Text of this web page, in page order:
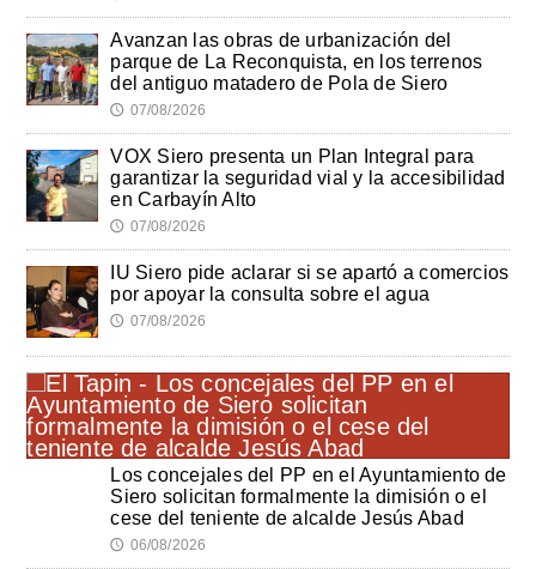
Avanzan las obras de urbanización del
parque de La Reconquista, en los terrenos
del antiguo matadero de Pola de Siero
🕔 07/08/2026
VOX Siero presenta un Plan Integral para
garantizar la seguridad vial y la accesibilidad
en Carbayín Alto
🕔 07/08/2026
IU Siero pide aclarar si se apartó a comercios
por apoyar la consulta sobre el agua
🕔 07/08/2026
Los concejales del PP en el Ayuntamiento de
Siero solicitan formalmente la dimisión o el
cese del teniente de alcalde Jesús Abad
🕔 06/08/2026